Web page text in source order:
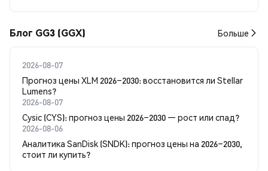
Блог GG3 (GGX) Больше
2026-08-07
Прогноз цены XLM 2026–2030: восстановится ли Stellar
Lumens?
2026-08-07
Cysic (CYS): прогноз цены 2026–2030 — рост или спад?
2026-08-06
Аналитика SanDisk (SNDK): прогноз цены на 2026–2030,
стоит ли купить?